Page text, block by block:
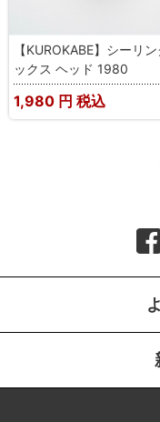
【KUROKABE】シーリ
ックス ヘッド 1980
1,980 円 税込